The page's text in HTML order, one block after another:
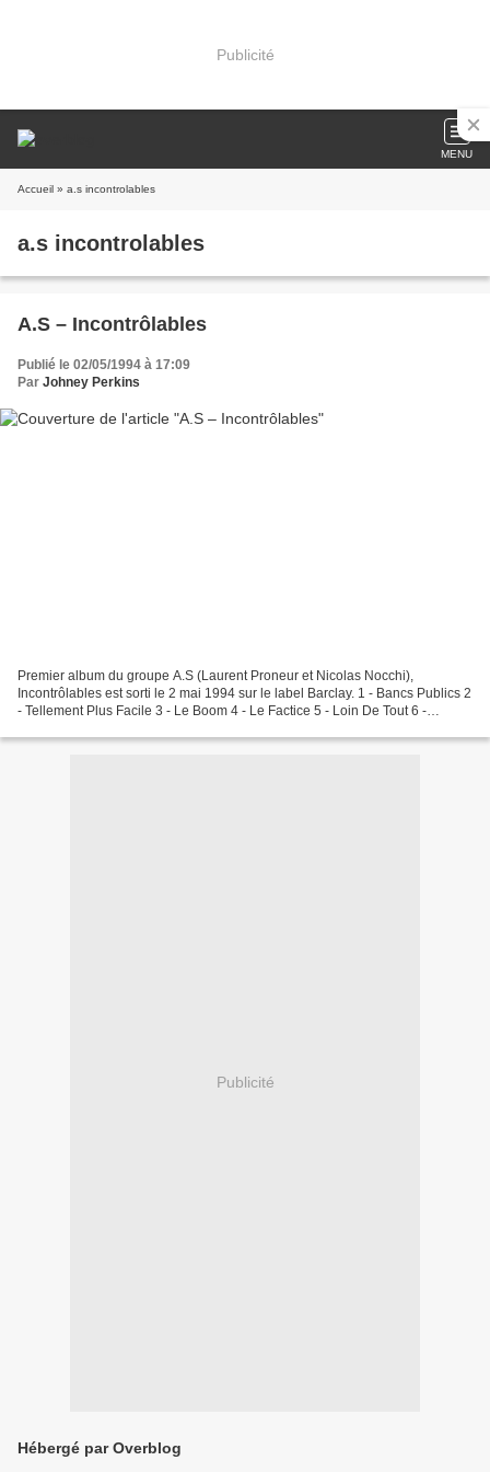
Publicité
MENU
Accueil » a.s incontrolables
a.s incontrolables
A.S – Incontrôlables
Publié le 02/05/1994 à 17:09
Par Johney Perkins
Premier album du groupe A.S (Laurent Proneur et Nicolas Nocchi),
Incontrôlables est sorti le 2 mai 1994 sur le label Barclay. 1 - Bancs Publics 2
- Tellement Plus Facile 3 - Le Boom 4 - Le Factice 5 - Loin De Tout 6 -
Publicité
Hébergé par Overblog